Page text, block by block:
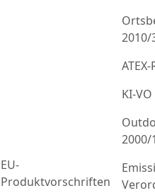
EU-
Produktvorschriften
2010/
KI-
2000/